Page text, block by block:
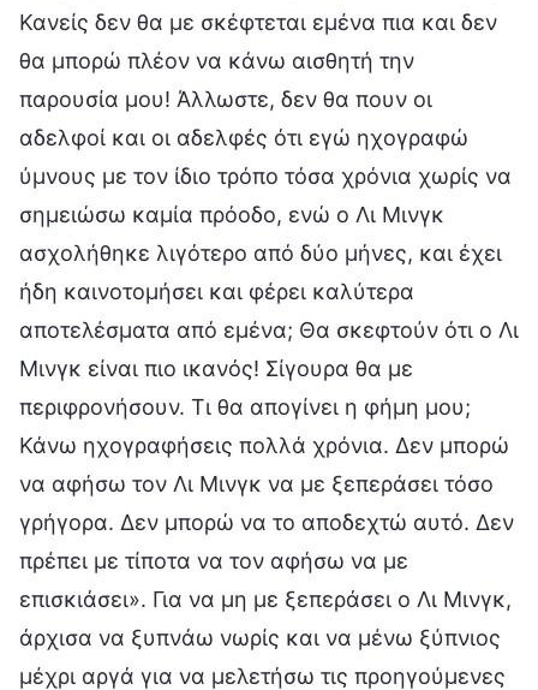
Κανείς δεν θα με σκέφτεται εμένα πια και δεν
θα μπορώ πλέον να κάνω αισθητή την
παρουσία μου! Άλλωστε, δεν θα πουν οι
αδελφοί και οι αδελφές ότι εγώ ηχογραφώ
ύμνους με τον ίδιο τρόπο τόσα χρόνια χωρίς να
σημειώσω καμία πρόοδο, ενώ ο Λι Μινγκ
ασχολήθηκε λιγότερο από δύο μήνες, και έχει
ήδη καινοτομήσει και φέρει καλύτερα
αποτελέσματα από εμένα; Θα σκεφτούν ότι ο Λι
Μινγκ είναι πιο ικανός! Σίγουρα θα με
περιφρονήσουν. Τι θα απογίνει η φήμη μου;
Κάνω ηχογραφήσεις πολλά χρόνια. Δεν μπορώ
να αφήσω τον Λι Μινγκ να με ξεπεράσει τόσο
γρήγορα. Δεν μπορώ να το αποδεχτώ αυτό. Δεν
πρέπει με τίποτα να τον αφήσω να με
επισκιάσει». Για να μη με ξεπεράσει ο Λι Μινγκ,
άρχισα να ξυπνάω νωρίς και να μένω ξύπνιος
μέχρι αργά για να μελετήσω τις προηγούμενες